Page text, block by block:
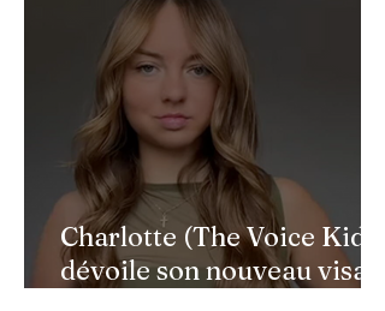
Charlotte (The Voice Kids)
dévoile son nouveau visage